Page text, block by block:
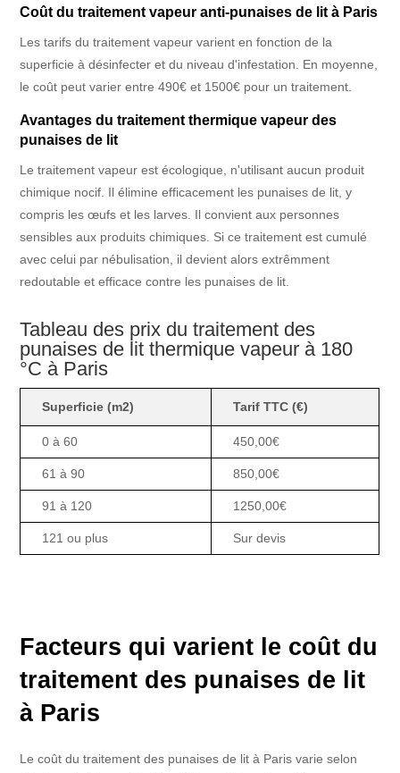
Coût du traitement vapeur anti-punaises de lit à Paris
Les tarifs du traitement vapeur varient en fonction de la
superficie à désinfecter et du niveau d'infestation. En moyenne,
le coût peut varier entre 490€ et 1500€ pour un traitement.
Avantages du traitement thermique vapeur des
punaises de lit
Le traitement vapeur est écologique, n'utilisant aucun produit
chimique nocif. Il élimine efficacement les punaises de lit, y
compris les œufs et les larves. Il convient aux personnes
sensibles aux produits chimiques. Si ce traitement est cumulé
avec celui par nébulisation, il devient alors extrêmment
redoutable et efficace contre les punaises de lit.
Tableau des prix du traitement des
punaises de lit thermique vapeur à 180
°C à Paris
Superficie (m2) Tarif TTC (€)
0 à 60 450,00€
61 à 90 850,00€
91 à 120 1250,00€
121 ou plus Sur devis
Facteurs qui varient le coût du
traitement des punaises de lit
à Paris
Le coût du traitement des punaises de lit à Paris varie selon